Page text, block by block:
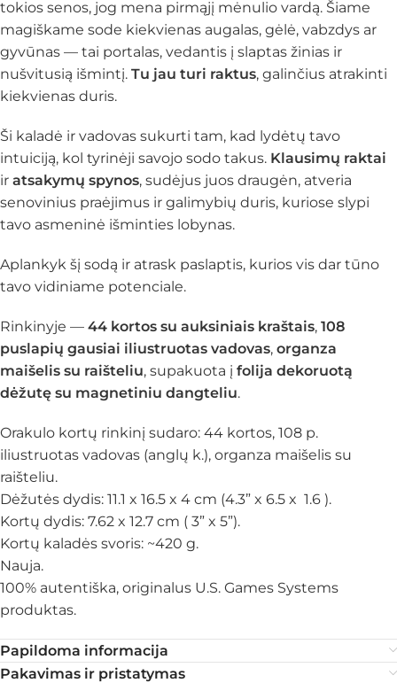
tokios senos, jog mena pirmąjį mėnulio vardą. Šiame
magiškame sode kiekvienas augalas, gėlė, vabzdys ar
gyvūnas — tai portalas, vedantis į slaptas žinias ir
nušvitusią išmintį. Tu jau turi raktus, galinčius atrakinti
kiekvienas duris.
Ši kaladė ir vadovas sukurti tam, kad lydėtų tavo
intuiciją, kol tyrinėji savojo sodo takus. Klausimų raktai
ir atsakymų spynos, sudėjus juos draugėn, atveria
senovinius praėjimus ir galimybių duris, kuriose slypi
tavo asmeninė išminties lobynas.
Aplankyk šį sodą ir atrask paslaptis, kurios vis dar tūno
tavo vidiniame potenciale.
Rinkinyje — 44 kortos su auksiniais kraštais, 108
puslapių gausiai iliustruotas vadovas, organza
maišelis su raišteliu, supakuota į folija dekoruotą
dėžutę su magnetiniu dangteliu.
Orakulo kortų rinkinį sudaro: 44 kortos, 108 p.
iliustruotas vadovas (anglų k.), organza maišelis su
raišteliu.
Dėžutės dydis: 11.1 x 16.5 x 4 cm (4.3” x 6.5 x 1.6 ).
Kortų dydis: 7.62 x 12.7 cm ( 3” x 5”).
Kortų kaladės svoris: ~420 g.
Nauja.
100% autentiška, originalus U.S. Games Systems
produktas.
Papildoma informacija
Pakavimas ir pristatymas